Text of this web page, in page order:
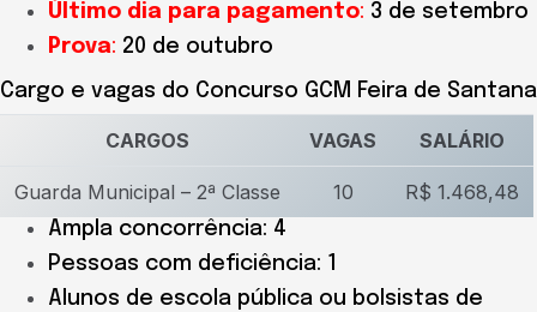
Último dia para pagamento: 3 de setembro
Prova: 20 de outubro
Cargo e vagas do Concurso GCM Feira de Santana
CARGOS VAGAS SALÁRIO
Guarda Municipal – 2ª Classe 10 R$ 1.468,48
Ampla concorrência: 4
Pessoas com deficiência: 1
Alunos de escola pública ou bolsistas de